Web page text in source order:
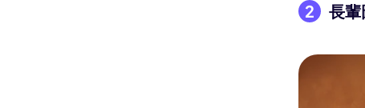
2 長輩
讓任何照片